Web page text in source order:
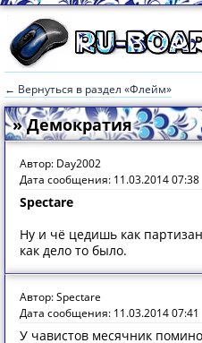
← Вернуться в раздел «Флейм»
» Демократия
Автор: Day2002
Дата сообщения: 11.03.2014 07:38
Spectare
Ну и чё цедишь как
как дело то было.
Автор: Spectare
Дата сообщения: 11.03.2014 07:41
У чавистов месячник